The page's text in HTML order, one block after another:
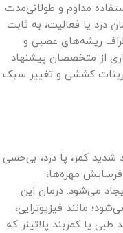
مداوم و طولانی‌مدت
درد یا فعالیت، به ثابت
ریشه‌های عصبی و
از متخصصان پیشنهاد
کششی و تغییر سبک
شدید کمر، پا درد، بی‌حسی
مهره‌ها،
می‌شود. درمان این
مانند فیزیوتراپی،
طبی یا کمربند پلاتینر که